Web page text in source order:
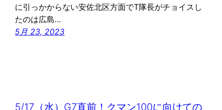
に引っかからない安佐北区方面でT隊長がチョイスし
たのは広島…
5月 23, 2023
5/17（水）G7直前！クマン100に向けての